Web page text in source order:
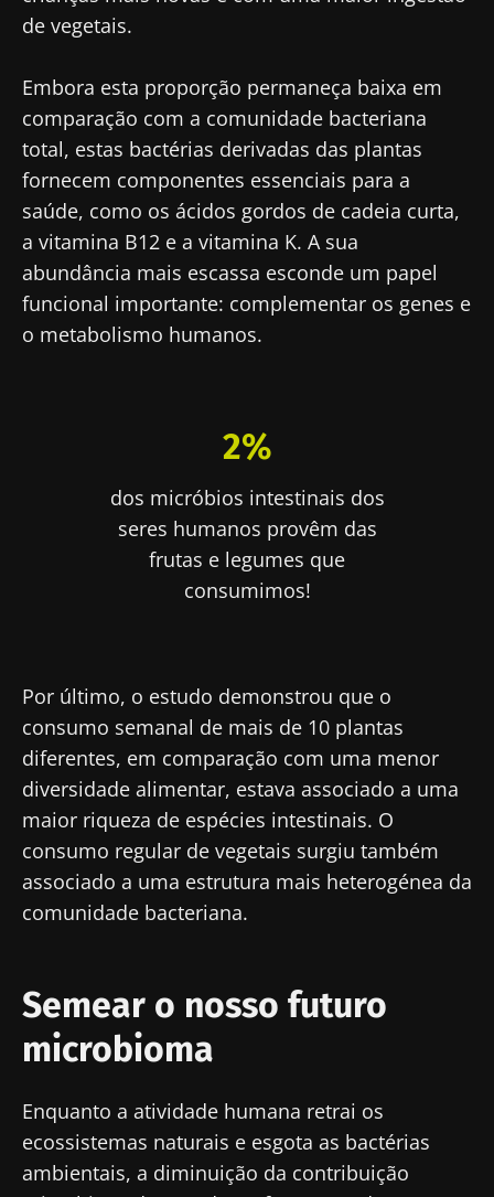
de vegetais.
Embora esta proporção permaneça baixa em
comparação com a comunidade bacteriana
total, estas bactérias derivadas das plantas
fornecem componentes essenciais para a
saúde, como os ácidos gordos de cadeia curta,
a vitamina B12 e a vitamina K. A sua
abundância mais escassa esconde um papel
funcional importante: complementar os genes e
o metabolismo humanos.
2%
dos micróbios intestinais dos
seres humanos provêm das
frutas e legumes que
consumimos!
Por último, o estudo demonstrou que o
consumo semanal de mais de 10 plantas
diferentes, em comparação com uma menor
diversidade alimentar, estava associado a uma
maior riqueza de espécies intestinais. O
consumo regular de vegetais surgiu também
associado a uma estrutura mais heterogénea da
comunidade bacteriana.
Semear o nosso futuro
microbioma
Enquanto a atividade humana retrai os
ecossistemas naturais e esgota as bactérias
ambientais, a diminuição da contribuição
informado
Fique connosco!
receba o "Microbiota Digest" e o "HCP
Magazine" para se manter atualizado com as
últimas notícias sobre a microbiota.